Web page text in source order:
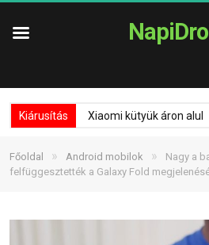
Kiárusítás Xiaomi kütyük áron alul
Főoldal » Android mobilok »
Nagy a
felfüggesztették a Galaxy Fold